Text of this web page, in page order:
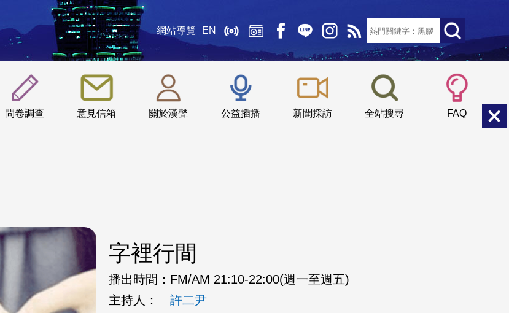
網站導覽 EN
問卷調查 意見信箱 關於漢聲 公益插播 新聞採訪 全站搜尋 FAQ
::: 小 中
字裡行間
播出時間： FM/AM 21:10-22:00(週一至週五)
主持人：
許二尹